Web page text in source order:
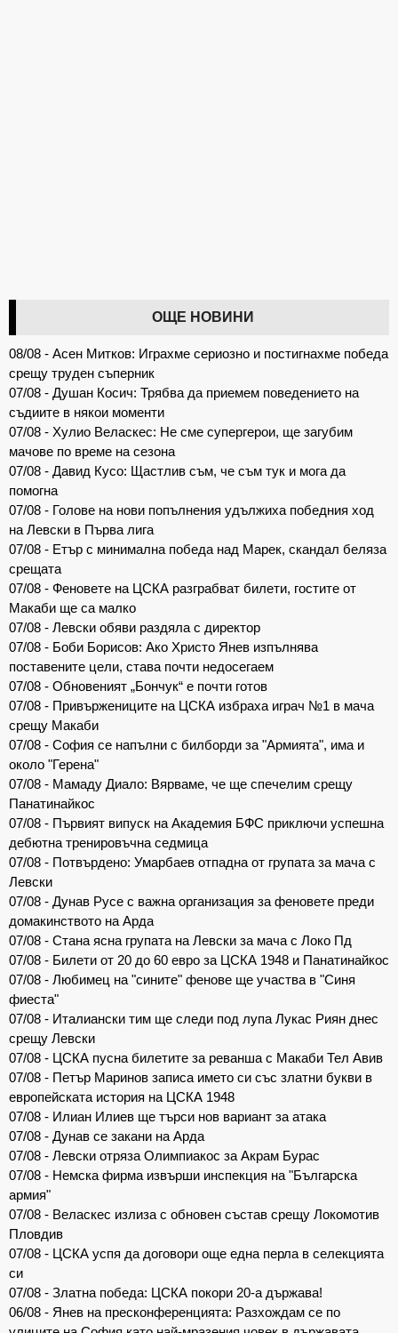
ОЩЕ НОВИНИ
08/08 - Асен Митков: Играхме сериозно и постигнахме победа
срещу труден съперник
07/08 - Душан Косич: Трябва да приемем поведението на
съдиите в някои моменти
07/08 - Хулио Веласкес: Не сме супергерои, ще загубим
мачове по време на сезона
07/08 - Давид Кусо: Щастлив съм, че съм тук и мога да
помогна
07/08 - Голове на нови попълнения удължиха победния ход
на Левски в Първа лига
07/08 - Етър с минимална победа над Марек, скандал беляза
срещата
07/08 - Феновете на ЦСКА разграбват билети, гостите от
Макаби ще са малко
07/08 - Левски обяви раздяла с директор
07/08 - Боби Борисов: Ако Христо Янев изпълнява
поставените цели, става почти недосегаем
07/08 - Обновеният „Бончук“ е почти готов
07/08 - Привържениците на ЦСКА избраха играч №1 в мача
срещу Макаби
07/08 - София се напълни с билборди за "Армията", има и
около "Герена"
07/08 - Мамаду Диало: Вярваме, че ще спечелим срещу
Панатинайкос
07/08 - Първият випуск на Академия БФС приключи успешна
дебютна тренировъчна седмица
07/08 - Потвърдено: Умарбаев отпадна от групата за мача с
Левски
07/08 - Дунав Русе с важна организация за феновете преди
домакинството на Арда
07/08 - Стана ясна групата на Левски за мача с Локо Пд
07/08 - Билети от 20 до 60 евро за ЦСКА 1948 и Панатинайкос
07/08 - Любимец на "сините" фенове ще участва в "Синя
фиеста"
07/08 - Италиански тим ще следи под лупа Лукас Риян днес
срещу Левски
07/08 - ЦСКА пусна билетите за реванша с Макаби Тел Авив
07/08 - Петър Маринов записа името си със златни букви в
европейската история на ЦСКА 1948
07/08 - Илиан Илиев ще търси нов вариант за атака
07/08 - Дунав се закани на Арда
07/08 - Левски отряза Олимпиакос за Акрам Бурас
07/08 - Немска фирма извърши инспекция на "Българска
армия"
07/08 - Веласкес излиза с обновен състав срещу Локомотив
Пловдив
07/08 - ЦСКА успя да договори още една перла в селекцията
си
07/08 - Златна победа: ЦСКА покори 20-а държава!
06/08 - Янев на пресконференцията: Разхождам се по